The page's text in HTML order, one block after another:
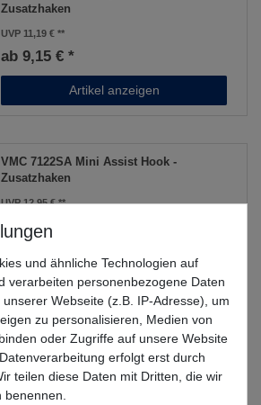
Zusatzhaken
UVP 11,19 €
ab 9,15 € *
Artikel anzeigen
VMC 7122SA Mini Assist Hook -
Zusatzhaken
UVP 12,95 €
ab 10,59 € *
Artikel anzeigen
VMC 7122AH Cast & Slow Assist Hook -
UVP 12,60 €
ab 10,30 € *
und ähnliche Technologien auf
verarbeiten personenbezogene Daten
Webseite (z.B. IP-Adresse), um
zu personalisieren, Medien von
oder Zugriffe auf unsere Website
erfolgt erst durch
teilen diese Daten mit Dritten, die wir